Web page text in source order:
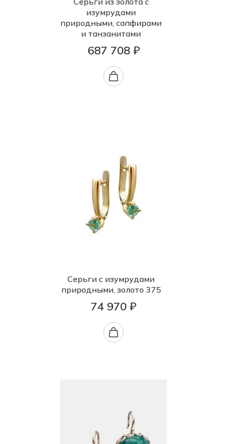
изумрудами
природными, сапфирами
и танзанитами
687 708 ₽
Серьги с изумрудами
природными, золото 375
74 970 ₽